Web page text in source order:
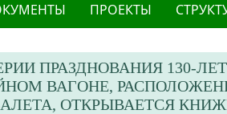
ПРОЕКТЫ
ПРАЗДНОВАНИЯ 130-
ВАГОНЕ,
ОТКРЫВАЕТСЯ